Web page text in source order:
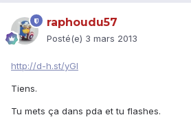
raphoudu57
Posté(e) 3 mars 2013
http://d-h.st/yGl
Tiens.
Tu mets ça dans pda et tu flashes.